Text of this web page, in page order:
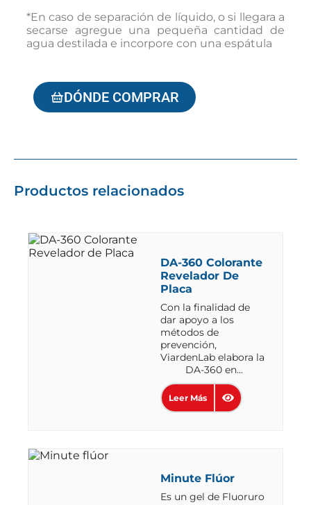
*En caso de separación de líquido, o si llegara a
secarse agregue una pequeña cantidad de
agua destilada e incorpore con una espátula
DÓNDE COMPRAR
Productos relacionados
DA-360 Colorante
Revelador De
Placa
Con la finalidad de
dar apoyo a los
métodos de
prevención,
ViardenLab elabora la
DA-360 en...
Leer Más
Minute Flúor
Es un gel de Fluoruro